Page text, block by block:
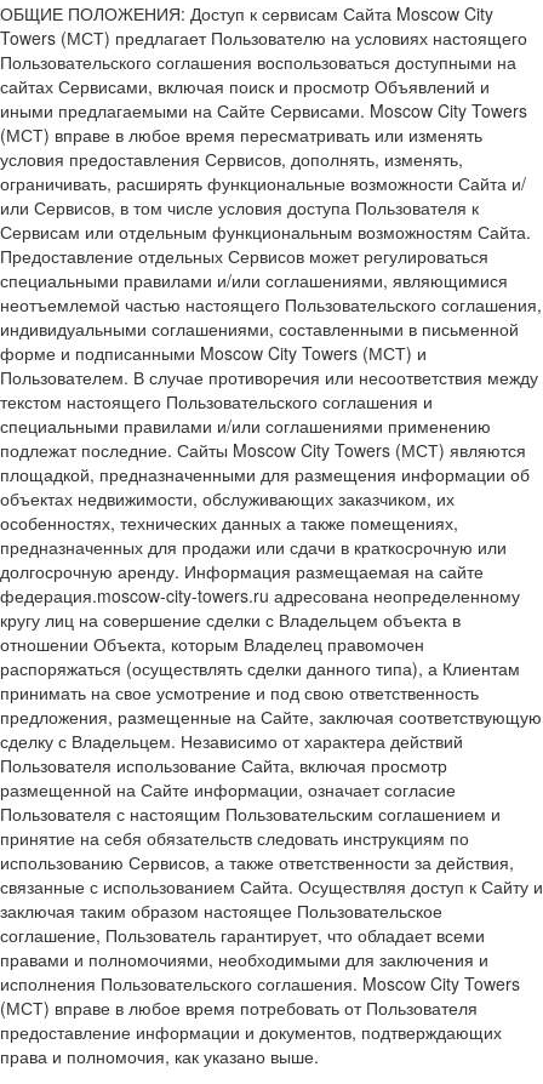
ОБЩИЕ ПОЛОЖЕНИЯ: Доступ к сервисам Сайта Moscow City
Towers (МСТ) предлагает Пользователю на условиях настоящего
Пользовательского соглашения воспользоваться доступными на
сайтах Сервисами, включая поиск и просмотр Объявлений и
иными предлагаемыми на Сайте Сервисами. Moscow City Towers
(МСТ) вправе в любое время пересматривать или изменять
условия предоставления Сервисов, дополнять, изменять,
ограничивать, расширять функциональные возможности Сайта и/
или Сервисов, в том числе условия доступа Пользователя к
Сервисам или отдельным функциональным возможностям Сайта.
Предоставление отдельных Сервисов может регулироваться
специальными правилами и/или соглашениями, являющимися
неотъемлемой частью настоящего Пользовательского соглашения,
индивидуальными соглашениями, составленными в письменной
форме и подписанными Moscow City Towers (МСТ) и
Пользователем. В случае противоречия или несоответствия между
текстом настоящего Пользовательского соглашения и
специальными правилами и/или соглашениями применению
подлежат последние. Сайты Moscow City Towers (МСТ) являются
площадкой, предназначенными для размещения информации об
объектах недвижимости, обслуживающих заказчиком, их
особенностях, технических данных а также помещениях,
предназначенных для продажи или сдачи в краткосрочную или
долгосрочную аренду. Информация размещаемая на сайте
федерация.moscow-city-towers.ru адресована неопределенному
кругу лиц на совершение сделки с Владельцем объекта в
отношении Объекта, которым Владелец правомочен
распоряжаться (осуществлять сделки данного типа), а Клиентам
принимать на свое усмотрение и под свою ответственность
предложения, размещенные на Сайте, заключая соответствующую
сделку с Владельцем. Независимо от характера действий
Пользователя использование Сайта, включая просмотр
размещенной на Сайте информации, означает согласие
Пользователя с настоящим Пользовательским соглашением и
принятие на себя обязательств следовать инструкциям по
использованию Сервисов, а также ответственности за действия,
связанные с использованием Сайта. Осуществляя доступ к Сайту и
заключая таким образом настоящее Пользовательское
соглашение, Пользователь гарантирует, что обладает всеми
правами и полномочиями, необходимыми для заключения и
исполнения Пользовательского соглашения. Moscow City Towers
(МСТ) вправе в любое время потребовать от Пользователя
предоставление информации и документов, подтверждающих
права и полномочия, как указано выше.